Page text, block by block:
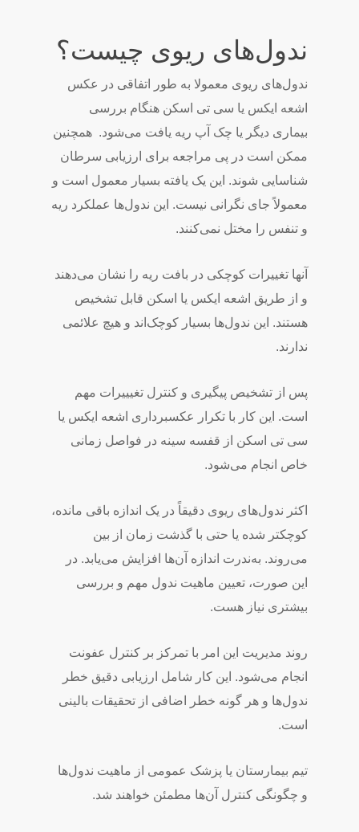
ندول‌های ریوی چیست؟
ندول‌های ریوی معمولا به طور اتفاقی در عکس
اشعه ایکس یا سی تی اسکن هنگام بررسی
بیماری دیگر یا چک آپ ریه یافت می‌شود. همچنین
ممکن است در پی مراجعه برای ارزیابی سرطان
شناسایی شوند. این یک یافته بسیار معمول است و
معمولاً جای نگرانی نیست. این ندول‌ها عملکرد ریه
و تنفس را مختل نمی‌کنند.
آنها تغییرات کوچکی در بافت ریه را نشان می‌دهند
و از طریق اشعه ایکس یا اسکن قابل تشخیص
هستند. این ندول‌ها بسیار کوچک‌اند و هیچ علائمی
ندارند.
پس از تشخیص پیگیری و کنترل تغیییرات مهم
است. این کار با تکرار عکسبرداری اشعه ایکس یا
سی تی اسکن از قفسه سینه در فواصل زمانی
خاص انجام می‌شود.
اکثر ندول‌های ریوی دقیقاً در یک اندازه باقی مانده،
کوچکتر شده یا حتی با گذشت زمان از بین
می‌روند. به‌ندرت اندازه آن‌ها افزایش می‌یابد. در
این صورت، تعیین ماهیت ندول مهم و بررسی
بیشتری نیاز هست.
روند مدیریت این امر با تمرکز بر کنترل عفونت
انجام می‌شود. این کار شامل ارزیابی دقیق خطر
ندول‌ها و هر گونه خطر اضافی از تحقیقات بالینی
است.
تیم بیمارستان یا پزشک عمومی از ماهیت ندول‌ها
و چگونگی کنترل آن‌ها مطمئن خواهند شد.